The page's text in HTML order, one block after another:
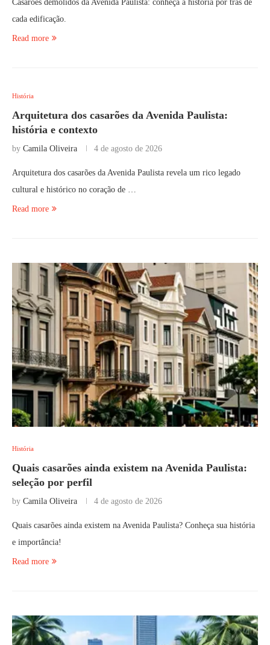
Casarões demolidos da Avenida Paulista: conheça a história por trás de
cada edificação.
Read more
História
Arquitetura dos casarões da Avenida Paulista:
história e contexto
by Camila Oliveira 4 de agosto de 2026
Arquitetura dos casarões da Avenida Paulista revela um rico legado
cultural e histórico no coração de …
Read more
História
Quais casarões ainda existem na Avenida Paulista:
seleção por perfil
by Camila Oliveira 4 de agosto de 2026
Quais casarões ainda existem na Avenida Paulista? Conheça sua história
e importância!
Read more